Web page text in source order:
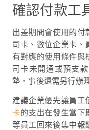
確認付款工
出差期間會使用的付
司卡、數位企業卡、
有對應的使用條件與
司卡未開通或預支
墊，事後還需另行辦
建議企業優先讓員工
卡的支出在發生當下
等員工回來後集中報